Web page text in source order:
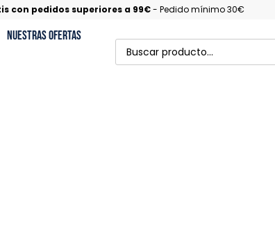
con pedidos superiores a 99€- Pedido mínimo 30€
Nuestras Ofertas